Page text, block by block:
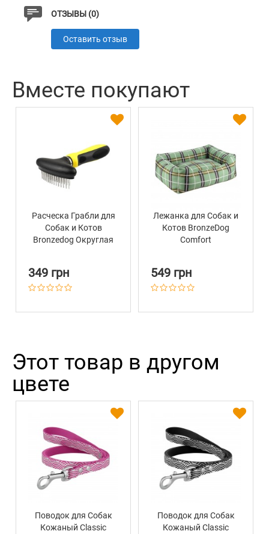
ОТЗЫВЫ (0)
Оставить отзыв
Вместе покупают
Расческа Грабли для
Собак и Котов
Bronzedog Округлая
349 грн
Лежанка для Собак и
Котов BronzeDog
Comfort
549 грн
Этот товар в другом
цвете
Поводок для Собак
Кожаный Classic
Поводок для Собак
Кожаный Classic